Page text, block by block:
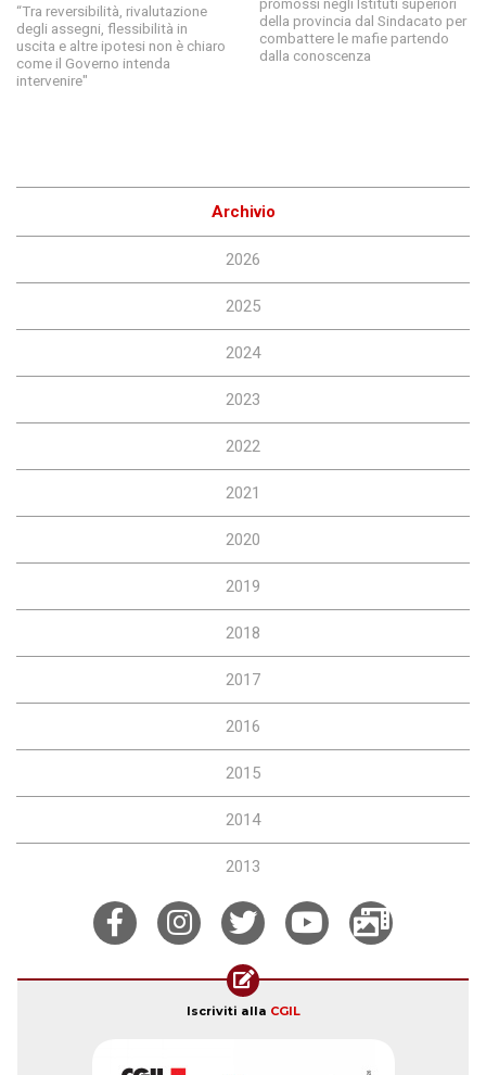
“Tra reversibilità, rivalutazione
degli assegni, flessibilità in
uscita e altre ipotesi non è chiaro
come il Governo intenda
intervenire"
della provincia dal Sindacato per
combattere le mafie partendo
dalla conoscenza
Archivio
2026
2025
2024
2023
2022
2021
2020
2019
2018
2017
2016
2015
2014
2013
Iscriviti alla CGIL